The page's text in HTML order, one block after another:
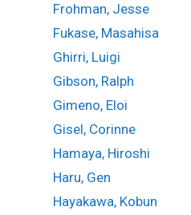
Frohman, Jesse
Fukase, Masahisa
Ghirri, Luigi
Gibson, Ralph
Gimeno, Eloi
Gisel, Corinne
Hamaya, Hiroshi
Haru, Gen
Hayakawa, Kobun